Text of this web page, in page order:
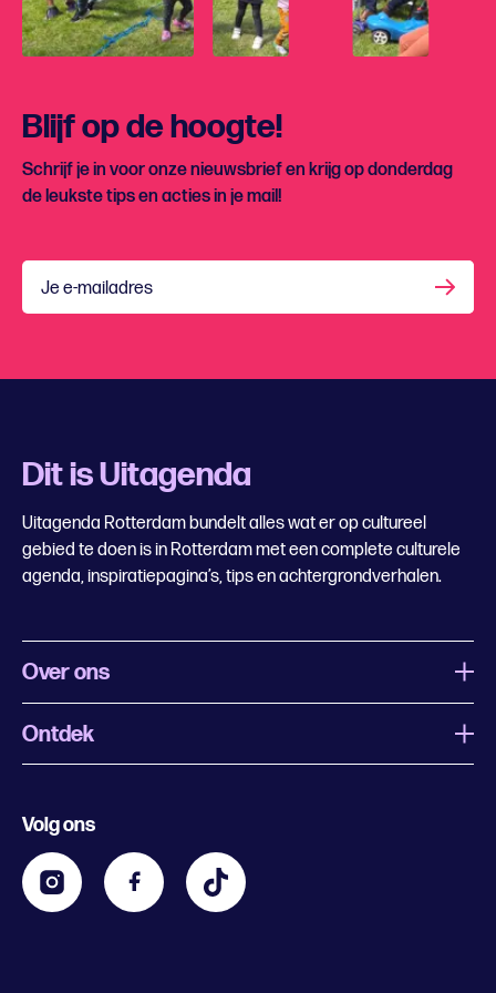
Blijf op de hoogte!
Schrijf je in voor onze nieuwsbrief en krijg op donderdag
de leukste tips en acties in je mail!
Je e-mailadres
Dit is Uitagenda
Uitagenda Rotterdam bundelt alles wat er op cultureel
gebied te doen is in Rotterdam met een complete culturele
agenda, inspiratiepagina’s, tips en achtergrondverhalen.
Over ons
Wat is Uitagenda Rotterdam
Contact
Zakelijk
Ontdek
Kids
Volg ons